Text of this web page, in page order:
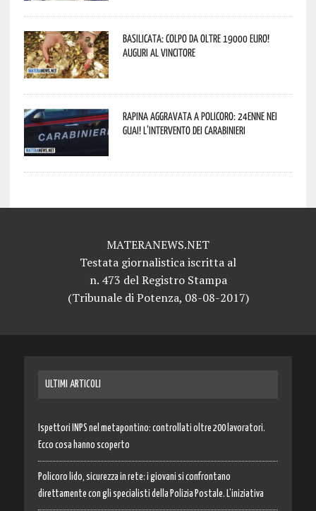
Basilicata: colpo da oltre 19000 Euro!
Auguri al vincitore
Rapina aggravata a Policoro: 24enne nei
guai! L’intervento dei Carabinieri
MATERANEWS.NET
Testata giornalistica iscritta al
n. 473 del Registro Stampa
(Tribunale di Potenza, 08-08-2017)
ULTIMI ARTICOLI
Ispettori INPS nel metapontino: controllati oltre 200 lavoratori.
Ecco cosa hanno scoperto
Policoro lido, sicurezza in rete: i giovani si confrontano
direttamente con gli specialisti della Polizia Postale. L’iniziativa